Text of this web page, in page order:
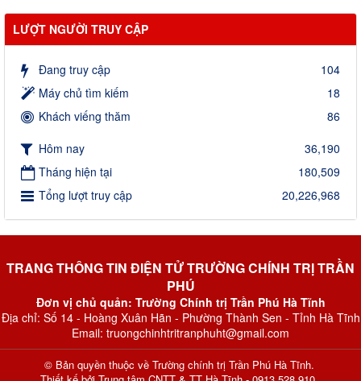
LƯỢT NGƯỜI TRUY CẬP
Đang truy cập
104
Máy chủ tìm kiếm
18
Khách viếng thăm
86
Hôm nay
36,190
Tháng hiện tại
180,509
Tổng lượt truy cập
20,226,968
TRANG THÔNG TIN ĐIỆN TỬ TRƯỜNG CHÍNH TRỊ TRẦN
PHÚ
Đơn vị chủ quản: Trường Chính trị Trần Phú Hà Tĩnh
Địa chỉ: Số 14 - Hoàng Xuân Hãn - Phường Thành Sen - Tỉnh Hà Tĩnh
Email: truongchinhtritranphuht@gmail.com
© Bản quyền thuộc về Trường chính trị Trần Phú Hà Tĩnh.